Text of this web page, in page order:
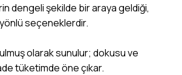
dengeli şekilde bir araya geldiği,
seçeneklerdir.
olarak sunulur; dokusu ve
tüketimde öne çıkar.